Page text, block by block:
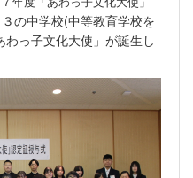
３の中学校(中等教育学校を
っ子文化大使」が誕生し